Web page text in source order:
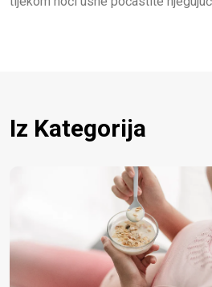
Iz Kategorija